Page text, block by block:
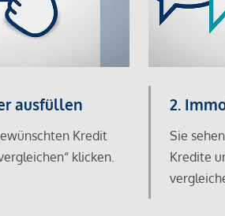
ausfüllen
Kredit
klicken.
2.
Sie
Kredite